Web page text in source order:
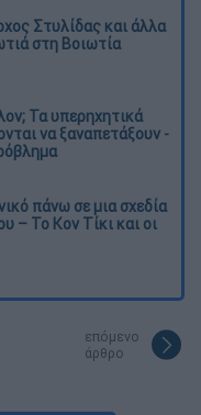
Στυλίδας και άλλα
στη Βοιωτία
Τα υπερηχητικά
να ξαναπετάξουν -
πάνω σε μια σχεδία
– Το Κον Τίκι και οι
επόμενο
άρθρο